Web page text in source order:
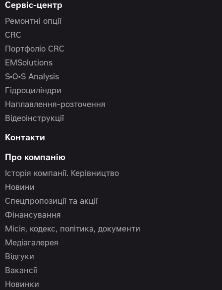
Сервіс-центр
Ремонтні опції
CRC
Портфоліо CRC
EMSolutions
S•O•S Analysis
Гідроциліндри
Наплавлення-розточення
Відеоінструкції
Контакти
Про компанію
Історія компанії. Керівництво
Новини
Спецпропозиції та акції
Фінансування
Місія, кодекс, політика, документи
Медіагалерея
Відгуки
Вакансії
Новинки